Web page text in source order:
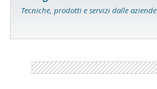
Tecniche, prodotti e servizi dalle aziende